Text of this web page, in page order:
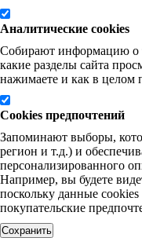
Аналитические cookies
Собирают информацию о
какие разделы сайта
нажимаете и как в целом
Cookies предпочтений
Запоминают выборы,
регион и т.д.) и
персонализированного
Например, вы будете
поскольку данные
покупательские
Сохранить